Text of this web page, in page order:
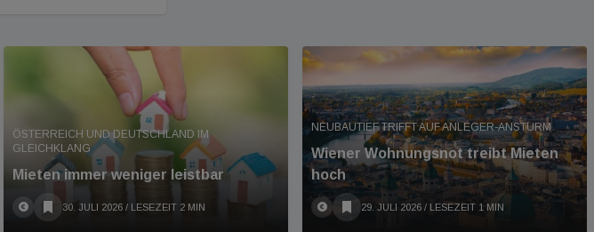
ÖSTERREICH UND DEUTSCHLAND IM
GLEICHKLANG
Mieten immer weniger leistbar
30. JULI 2026 / LESEZEIT 2 MIN
NEUBAUTIEF TRIFFT AUF ANLEGER-ANSTURM
Wiener Wohnungsnot treibt Mieten
hoch
29. JULI 2026 / LESEZEIT 1 MIN